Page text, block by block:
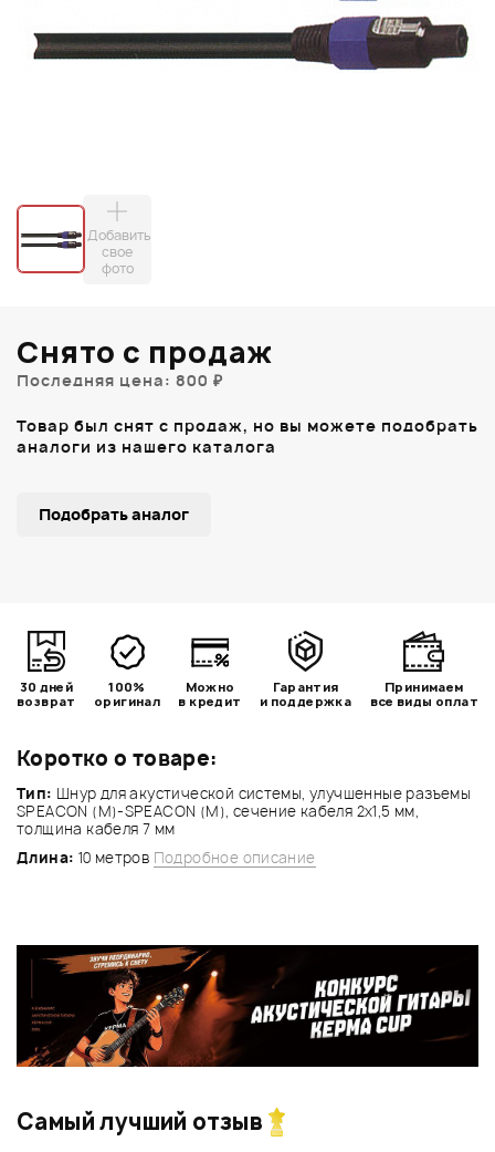
Добавить
свое
фото
Коротко о товаре:
Тип: Шнур для акустической системы, улучшенные разъемы
SPEACON (M)-SPEACON (M), сечение кабеля 2x1,5 мм,
толщина кабеля 7 мм
Длина: 10 метров Подробное описание
Снято с продаж
Последняя цена: 800 ₽
Товар был снят с продаж, но вы можете подобрать
аналоги из нашего каталога
Подобрать аналог
30 дней
возврат
100%
оригинал
Можно
в кредит
Гарантия
и поддержка
Принимаем
все виды оплат
Самый лучший отзыв